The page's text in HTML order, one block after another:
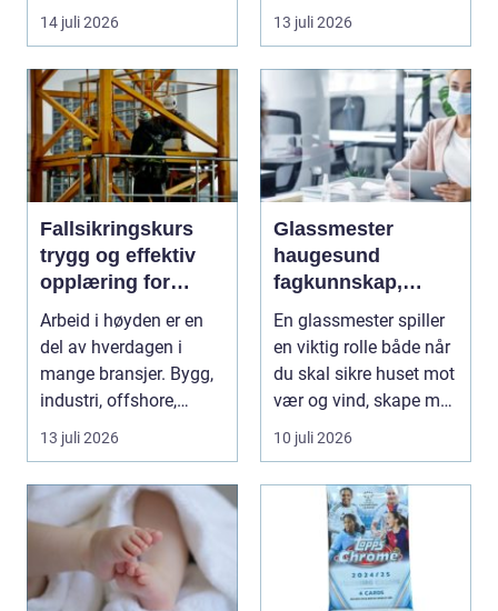
landbruk, indust...
14 juli 2026
hvorfor. De har ...
13 juli 2026
Fallsikringskurs
trygg og effektiv
opplæring for
arbeid i høyden
Arbeid i høyden er en
del av hverdagen i
mange bransjer. Bygg,
industri, offshore,
energi og maritim...
13 juli 2026
Glassmester
haugesund
fagkunnskap,
trygghet og gode
løsninger i glass
En glassmester spiller
en viktig rolle både når
du skal sikre huset mot
vær og vind, skape mer
lys i...
10 juli 2026